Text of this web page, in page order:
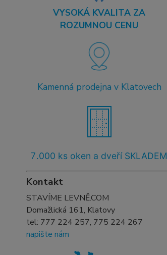
VYSOKÁ KVALITA ZA
ROZUMNOU CENU
Kamenná prodejna v Klatovech
7.000 ks oken a dveří SKLADEM
Kontakt
STAVÍME LEVNĚ.COM
Domažlická 161, Klatovy
tel: 777 224 257, 775 224 267
napište nám